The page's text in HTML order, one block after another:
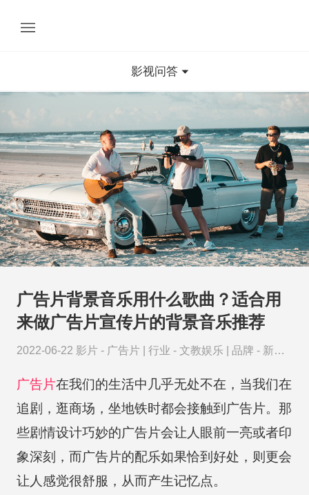
影视问答
广告片背景音乐用什么歌曲？适合用
来做广告片宣传片的背景音乐推荐
2022-06-22 影片 - 广告片 行业 - 文教娱乐 品牌 - 新东
广告片在我们的生活中几乎无处不在，当我们在
追剧，逛商场，坐地铁时都会接触到广告片。那
些剧情设计巧妙的广告片会让人眼前一亮或者印
象深刻，而广告片的配乐如果恰到好处，则更会
让人感觉很舒服，从而产生记忆点。